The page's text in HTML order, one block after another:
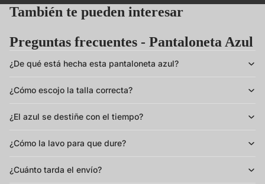
También te pueden interesar
Preguntas frecuentes - Pantaloneta Azul
¿De qué está hecha esta pantaloneta azul?
¿Cómo escojo la talla correcta?
¿El azul se destiñe con el tiempo?
¿Cómo la lavo para que dure?
¿Cuánto tarda el envío?